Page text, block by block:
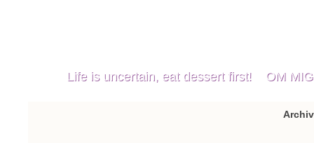
Life is uncertain, eat dessert first! OM MIG